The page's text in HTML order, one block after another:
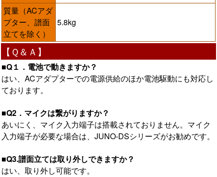
質量（ACアダ
プター、譜面
立てを除く）
5.8kg
【Ｑ＆Ａ】
■Q１．電池で動きますか？
はい、ACアダプターでの電源供給のほか電池駆動にも対応し
ております。
■Q2．マイクは繋がりますか？
あいにく、マイク入力端子は搭載されておりません。マイク
入力端子が必要な場合は、JUNO-DSシリーズがお勧めです。
■Q3.譜面立ては取り外しできますか？
はい、取り外し可能です。